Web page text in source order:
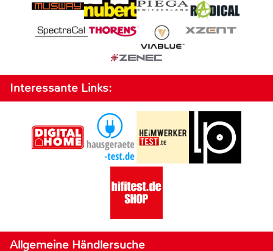
Interessante Links:
Allgemeine Händlersuche